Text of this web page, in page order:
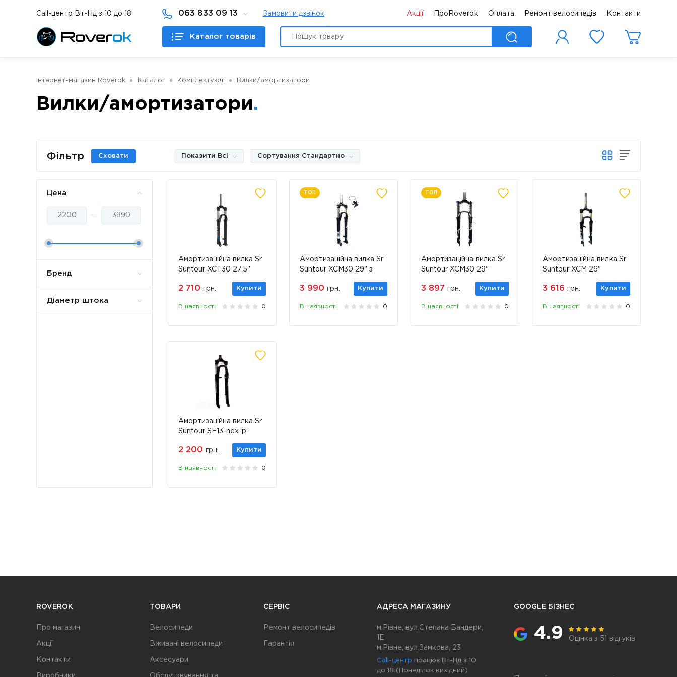
Call-центр Вт-Нд з 10 до 18 063 833 09 13 Замовити дзвінок Акції ПроRoverok Оплата Ремонт велосипедів Контакти
Каталог товарів
Інтернет-магазин Roverok Каталог Комплектуючі Вилки/амортизатори
Вилки/амортизатори
Фільтр Сховати Показити Всі Сортування Стандартно
Цена
Бренд
Діаметр штока
Амортизаційна вилка Sr
Suntour XCT30 27.5"
2 710 грн. Купити
В наявності 0
ТОП
Амортизаційна вилка Sr
Suntour XCM30 29" з
3 990 грн. Купити
В наявності 0
ТОП
Амортизаційна вилка Sr
Suntour XCM30 29"
3 897 грн. Купити
В наявності 0
Амортизаційна вилка Sr
Suntour XCM 26"
3 616 грн. Купити
В наявності 0
Амортизаційна вилка Sr
Suntour SF13-nex-p-
2 200 грн. Купити
В наявності 0
ROVEROK
Про магазин
Акції
Контакти
ТОВАРИ
Велосипеди
Вживані велосипеди
Аксесуари
СЕРВІС
Ремонт велосипедів
Гарантія
АДРЕСА МАГАЗИНУ
м.Рівне, вул.Степана Бандери,
1Е
м.Рівне, вул.Замкова, 23
Call-центр працює Вт-Нд з 10
до 18 (Понеділок вихідний)
GOOGLE БІЗНЕС
4.9 Оцінка з 51 відгуків